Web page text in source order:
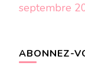
septembre
ABONNEZ-